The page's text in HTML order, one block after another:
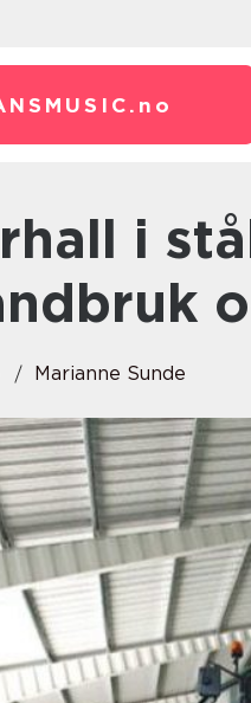
no
Marianne Sunde